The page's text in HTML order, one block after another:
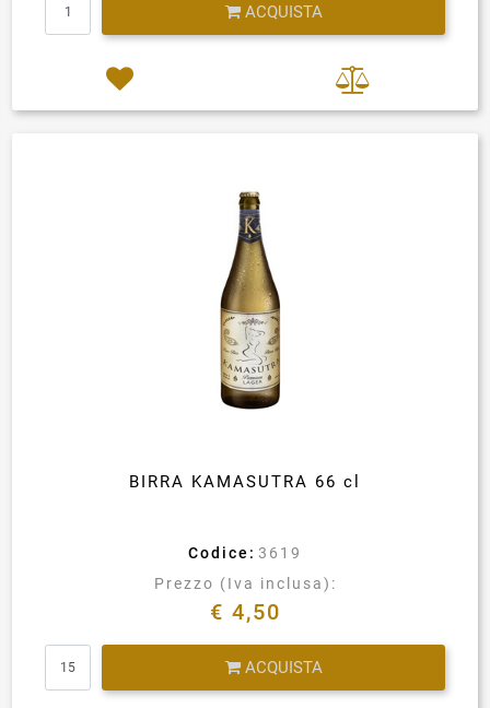
ACQUISTA
BIRRA KAMASUTRA 66 cl
Codice: 3619
Prezzo (Iva inclusa):
€ 4,50
ACQUISTA